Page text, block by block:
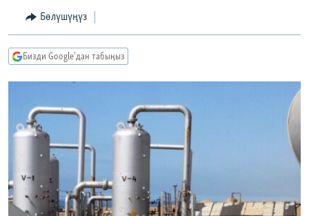
МАДАНИЯТ
ТВ ПРОГРАММАЛАР
ЭКСПЕРТТЕР ТАЛДАЙТ
ДАНИСТЕ
ЭЖЕ-СИҢДИЛЕР
ЫҢГАЙСЫЗ СУРООЛОР
ӨЗГӨЧӨ ПИКИР
Русский
ОНЛАЙН ШЕРИНЕ
Бөлүшүңүз
Бизди Google'дан табыңыз